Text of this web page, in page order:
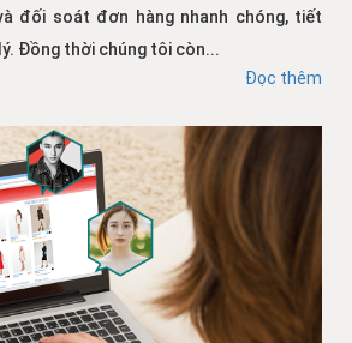
đối soát đơn hàng nhanh chóng, tiết
Đồng thời chúng tôi còn...
Đọc thêm